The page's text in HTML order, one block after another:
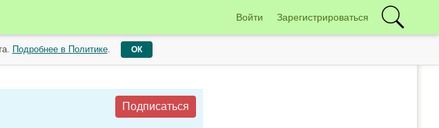
Войти Зарегистрироваться
Подписаться
Подробнее в Политике. ОК